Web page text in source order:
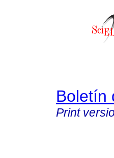
Boletín
Print